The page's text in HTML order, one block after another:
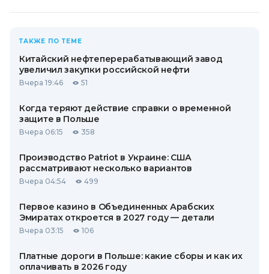
ТАКЖЕ ПО ТЕМЕ
Китайский нефтеперерабатывающий завод
увеличил закупки российской нефти
Вчера 19:46 51
Когда теряют действие справки о временной
защите в Польше
Вчера 06:15 358
Производство Patriot в Украине: США
рассматривают несколько вариантов
Вчера 04:54 499
Первое казино в Объединенных Арабских
Эмиратах откроется в 2027 году — детали
Вчера 03:15 106
Платные дороги в Польше: какие сборы и как их
оплачивать в 2026 году